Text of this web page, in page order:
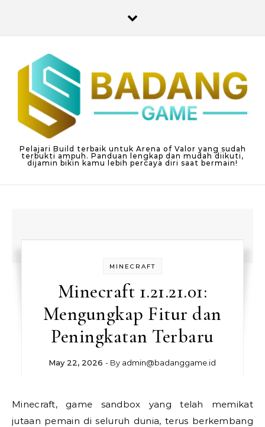
Pelajari Build terbaik untuk Arena of Valor yang sudah
terbukti ampuh. Panduan lengkap dan mudah diikuti,
dijamin bikin kamu lebih percaya diri saat bermain!
MINECRAFT
Minecraft 1.21.21.01:
Mengungkap Fitur dan
Peningkatan Terbaru
May 22, 2026 - By admin@badanggame.id
Minecraft, game sandbox yang telah memikat
jutaan pemain di seluruh dunia, terus berkembang